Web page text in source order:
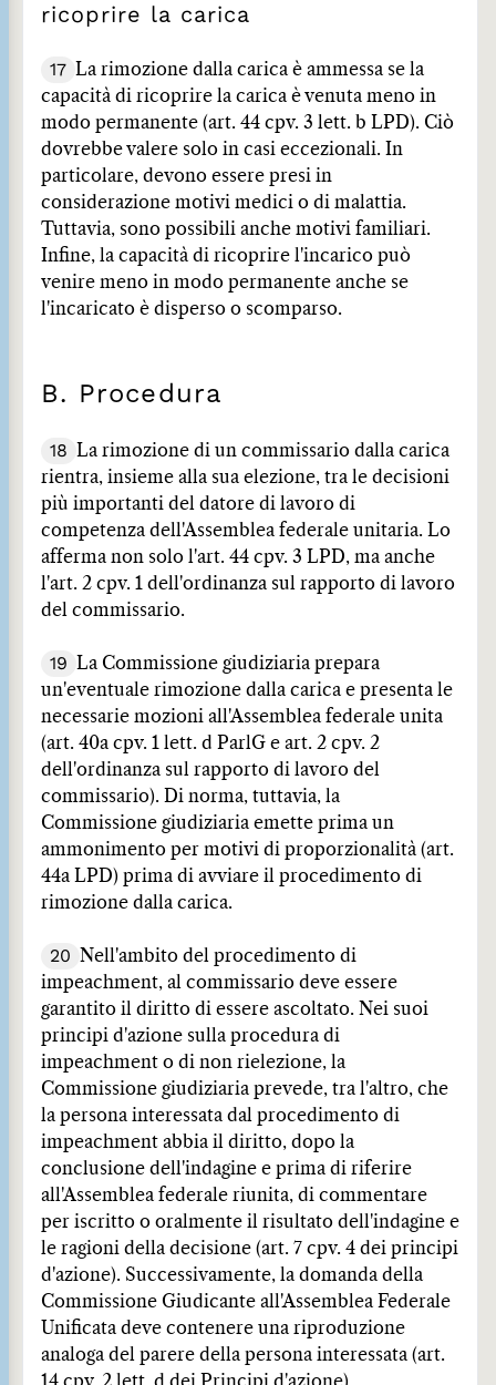
ricoprire la carica
17
La rimozione dalla carica è ammessa se la
capacità di ricoprire la carica è venuta meno in
modo permanente (art. 44 cpv. 3 lett. b LPD). Ciò
dovrebbe valere solo in casi eccezionali. In
particolare, devono essere presi in
considerazione motivi medici o di malattia.
Tuttavia, sono possibili anche motivi familiari.
Infine, la capacità di ricoprire l'incarico può
venire meno in modo permanente anche se
l'incaricato è disperso o scomparso.
B. Procedura
18
La rimozione di un commissario dalla carica
rientra, insieme alla sua elezione, tra le decisioni
più importanti del datore di lavoro di
competenza dell'Assemblea federale unitaria. Lo
afferma non solo l'art. 44 cpv. 3 LPD, ma anche
l'art. 2 cpv. 1 dell'ordinanza sul rapporto di lavoro
del commissario.
19
La Commissione giudiziaria prepara
un'eventuale rimozione dalla carica e presenta le
necessarie mozioni all'Assemblea federale unita
(art. 40a cpv. 1 lett. d ParlG e art. 2 cpv. 2
dell'ordinanza sul rapporto di lavoro del
commissario). Di norma, tuttavia, la
Commissione giudiziaria emette prima un
ammonimento per motivi di proporzionalità (art.
44a LPD) prima di avviare il procedimento di
rimozione dalla carica.
20
Nell'ambito del procedimento di
impeachment, al commissario deve essere
garantito il diritto di essere ascoltato. Nei suoi
principi d'azione sulla procedura di
impeachment o di non rielezione, la
Commissione giudiziaria prevede, tra l'altro, che
la persona interessata dal procedimento di
impeachment abbia il diritto, dopo la
conclusione dell'indagine e prima di riferire
all'Assemblea federale riunita, di commentare
per iscritto o oralmente il risultato dell'indagine e
le ragioni della decisione (art. 7 cpv. 4 dei principi
d'azione). Successivamente, la domanda della
Commissione Giudicante all'Assemblea Federale
Unificata deve contenere una riproduzione
analoga del parere della persona interessata (art.